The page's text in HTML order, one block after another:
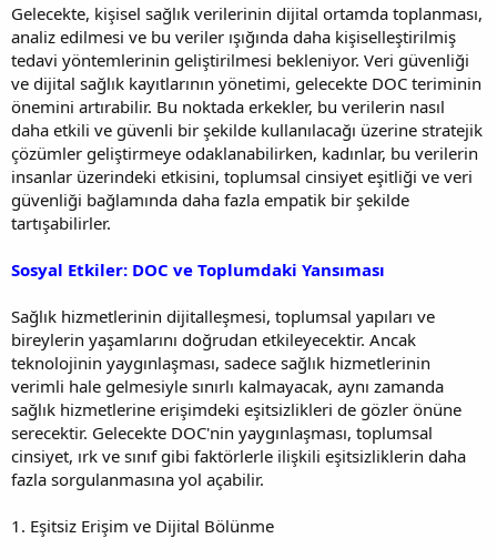
Gelecekte, kişisel sağlık verilerinin dijital ortamda toplanması,
analiz edilmesi ve bu veriler ışığında daha kişiselleştirilmiş
tedavi yöntemlerinin geliştirilmesi bekleniyor. Veri güvenliği
ve dijital sağlık kayıtlarının yönetimi, gelecekte DOC teriminin
önemini artırabilir. Bu noktada erkekler, bu verilerin nasıl
daha etkili ve güvenli bir şekilde kullanılacağı üzerine stratejik
çözümler geliştirmeye odaklanabilirken, kadınlar, bu verilerin
insanlar üzerindeki etkisini, toplumsal cinsiyet eşitliği ve veri
güvenliği bağlamında daha fazla empatik bir şekilde
tartışabilirler.
Sosyal Etkiler: DOC ve Toplumdaki Yansıması
Sağlık hizmetlerinin dijitalleşmesi, toplumsal yapıları ve
bireylerin yaşamlarını doğrudan etkileyecektir. Ancak
teknolojinin yaygınlaşması, sadece sağlık hizmetlerinin
verimli hale gelmesiyle sınırlı kalmayacak, aynı zamanda
sağlık hizmetlerine erişimdeki eşitsizlikleri de gözler önüne
serecektir. Gelecekte DOC'nin yaygınlaşması, toplumsal
cinsiyet, ırk ve sınıf gibi faktörlerle ilişkili eşitsizliklerin daha
fazla sorgulanmasına yol açabilir.
1. Eşitsiz Erişim ve Dijital Bölünme